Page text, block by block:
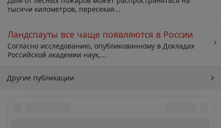
тысячи километров, пересекая...
Ландспауты всё чаще появляются в России
Согласно исследованию, опубликованному в Докладах
Российской академии наук,...
Другие публикации